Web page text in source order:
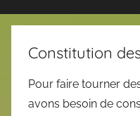
Constitution
Pour faire tourner
avons besoin de